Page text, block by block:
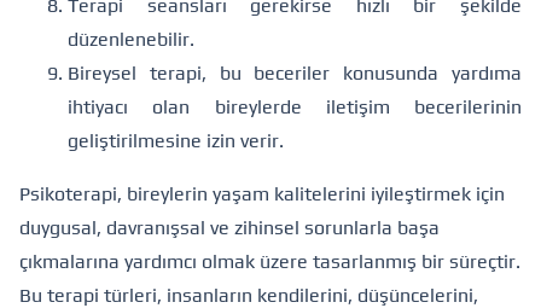
Terapi seansları gerekirse hızlı bir şekilde
düzenlenebilir.
Bireysel terapi, bu beceriler konusunda yardıma
ihtiyacı olan bireylerde iletişim becerilerinin
geliştirilmesine izin verir.
Psikoterapi, bireylerin yaşam kalitelerini iyileştirmek için
duygusal, davranışsal ve zihinsel sorunlarla başa
çıkmalarına yardımcı olmak üzere tasarlanmış bir süreçtir.
Bu terapi türleri, insanların kendilerini, düşüncelerini,